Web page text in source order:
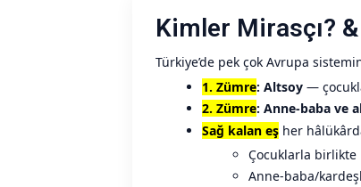
Kimler Mirasçı?
Türkiye’de pek çok Avrupa
1. Zümre: Altsoy —
2. Zümre: Anne-baba ve
Sağ kalan eş her
Çocuklarla
Anne-baba/